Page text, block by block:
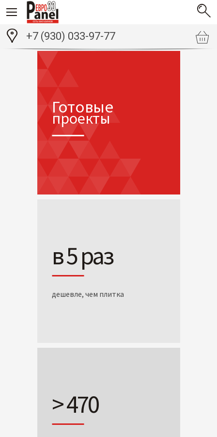
+7 (930) 033-97-77
Готовые
проекты
в 5 раз
дешевле, чем плитка
> 470